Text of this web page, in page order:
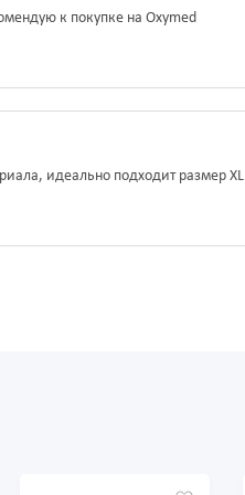
к покупке на Oxymed
идеально подходит размер XL